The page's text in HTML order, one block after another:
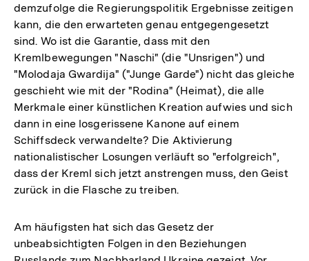
demzufolge die Regierungspolitik Ergebnisse zeitigen
kann, die den erwarteten genau entgegengesetzt
sind. Wo ist die Garantie, dass mit den
Kremlbewegungen "Naschi" (die "Unsrigen") und
"Molodaja Gwardija" ("Junge Garde") nicht das gleiche
geschieht wie mit der "Rodina" (Heimat), die alle
Merkmale einer künstlichen Kreation aufwies und sich
dann in eine losgerissene Kanone auf einem
Schiffsdeck verwandelte? Die Aktivierung
nationalistischer Losungen verläuft so "erfolgreich",
dass der Kreml sich jetzt anstrengen muss, den Geist
zurück in die Flasche zu treiben.
Am häufigsten hat sich das Gesetz der
unbeabsichtigten Folgen in den Beziehungen